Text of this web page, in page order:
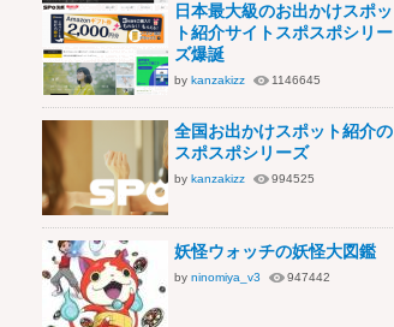
日本最大級のお出かけスポッ
ト紹介サイトスポスポシリー
ズ爆誕
by kanzakizz 1146645
全国お出かけスポット紹介の
スポスポシリーズ
by kanzakizz 994525
妖怪ウォッチの妖怪大図鑑
by ninomiya_v3 947442